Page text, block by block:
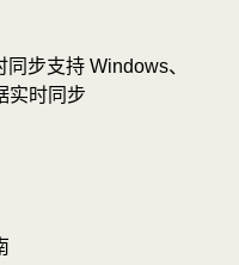
同步支持 Windows、
实时同步